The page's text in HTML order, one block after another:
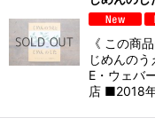
《 この商
じめんの
E・ウェバ
店 ■2018